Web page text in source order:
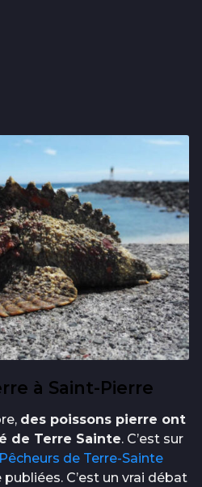
à Saint-Pierre
des poissons pierre ont
de Terre Sainte. C’est sur
Pêcheurs de Terre-Sainte
C’est un vrai débat